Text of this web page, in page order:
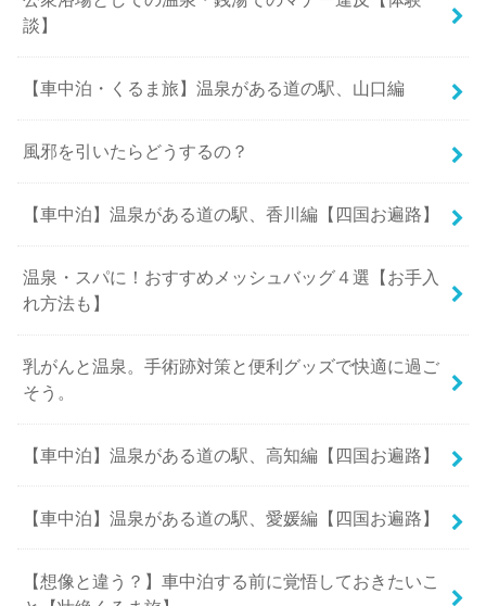
談】
【車中泊・くるま旅】温泉がある道の駅、山口編
風邪を引いたらどうするの？
【車中泊】温泉がある道の駅、香川編【四国お遍路】
温泉・スパに！おすすめメッシュバッグ４選【お手入
れ方法も】
乳がんと温泉。手術跡対策と便利グッズで快適に過ご
そう。
【車中泊】温泉がある道の駅、高知編【四国お遍路】
【車中泊】温泉がある道の駅、愛媛編【四国お遍路】
【想像と違う？】車中泊する前に覚悟しておきたいこ